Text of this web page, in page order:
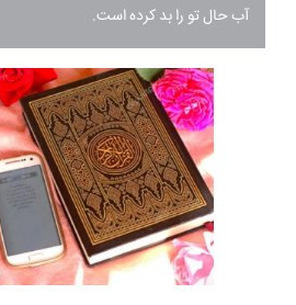
آب حال تو را بد کرده است.